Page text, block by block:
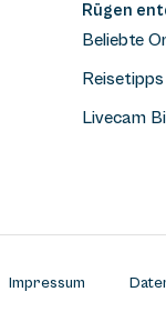
Rügen
Beliebte
Reisetipps
Livecam
Impressum